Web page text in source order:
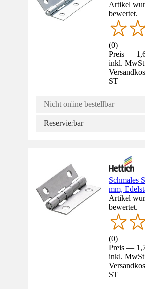
Artikel
bewertet.
(0)
Preis —
inkl.
ST
Nicht online bestellbar
Reservierbar
Schmales
mm,
Artikel
bewertet.
(0)
Preis —
inkl.
ST